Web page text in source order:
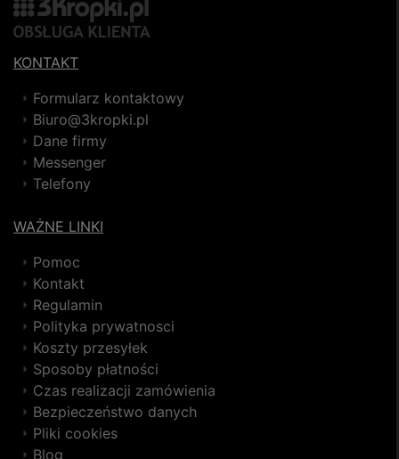
KONTAKT
Formularz kontaktowy
Biuro@3kropki.pl
Dane firmy
Messenger
Telefony
WAŻNE LINKI
Pomoc
Kontakt
Regulamin
Polityka prywatnosci
Koszty przesyłek
Sposoby płatności
Czas realizacji zamówienia
Bezpieczeństwo danych
Pliki cookies
Blog